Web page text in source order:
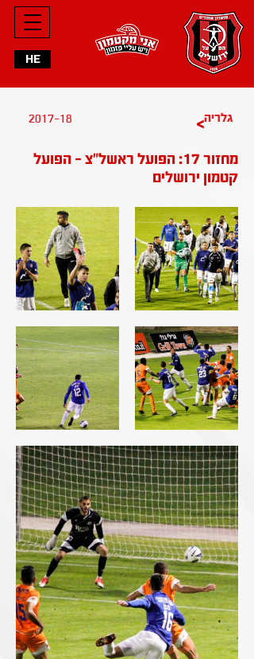
HE
2017-18 >גלריה
מחזור 17: הפועל ראשל״צ - הפועל
קטמון ירושלים